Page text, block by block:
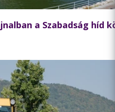
a Szabadság híd